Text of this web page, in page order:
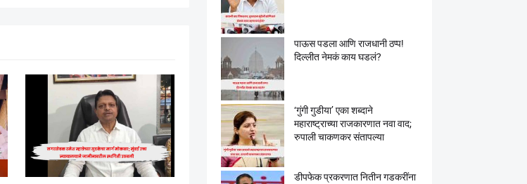
पाऊस पडला आणि राजधानी ठप्प!
दिल्लीत नेमकं काय घडलं?
‘गुंगी गुडीया’ एका शब्दाने
महाराष्ट्राच्या राजकारणात नवा वाद;
रुपाली चाकणकर संतापल्या
डीपफेक प्रकरणात नितीन गडकरींना